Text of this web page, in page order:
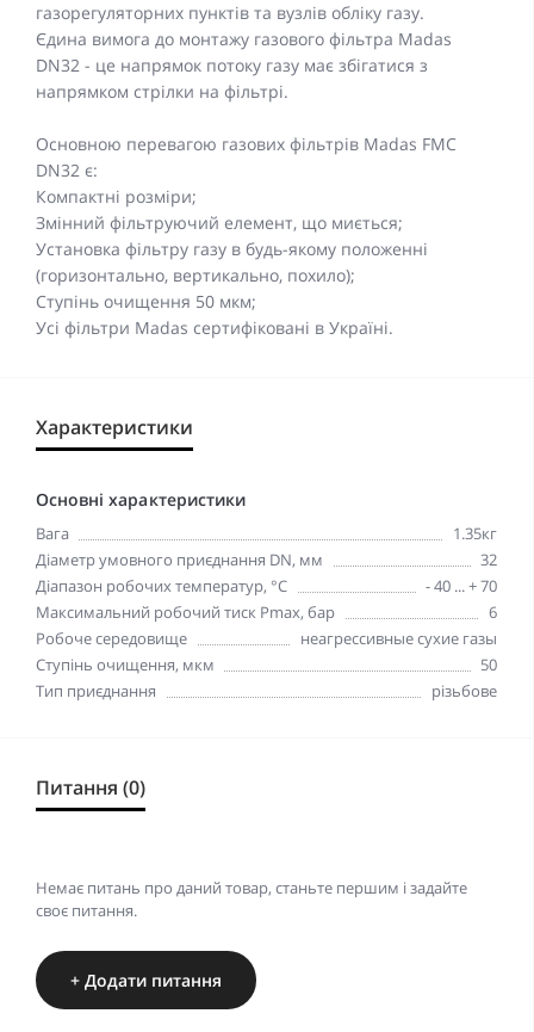
газорегуляторних пунктів та вузлів обліку газу.
Єдина вимога до монтажу газового фільтра Madas
DN32 - це напрямок потоку газу має збігатися з
напрямком стрілки на фільтрі.
Основною перевагою газових фільтрів Madas FMC
DN32 є:
Компактні розміри;
Змінний фільтруючий елемент, що миється;
Установка фільтру газу в будь-якому положенні
(горизонтально, вертикально, похило);
Ступінь очищення 50 мкм;
Усі фільтри Madas сертифіковані в Україні.
Характеристики
Основні характеристики
Вага
1.35кг
Діаметр умовного приєднання DN, мм
32
Діапазон робочих температур, °С
- 40 ... + 70
Максимальний робочий тиск Pmax, бар
6
Робоче середовище
неагрессивные сухие газы
Ступінь очищення, мкм
50
Тип приєднання
різьбове
Питання (0)
Немає питань про даний товар, станьте першим і задайте
своє питання.
+ Додати питання